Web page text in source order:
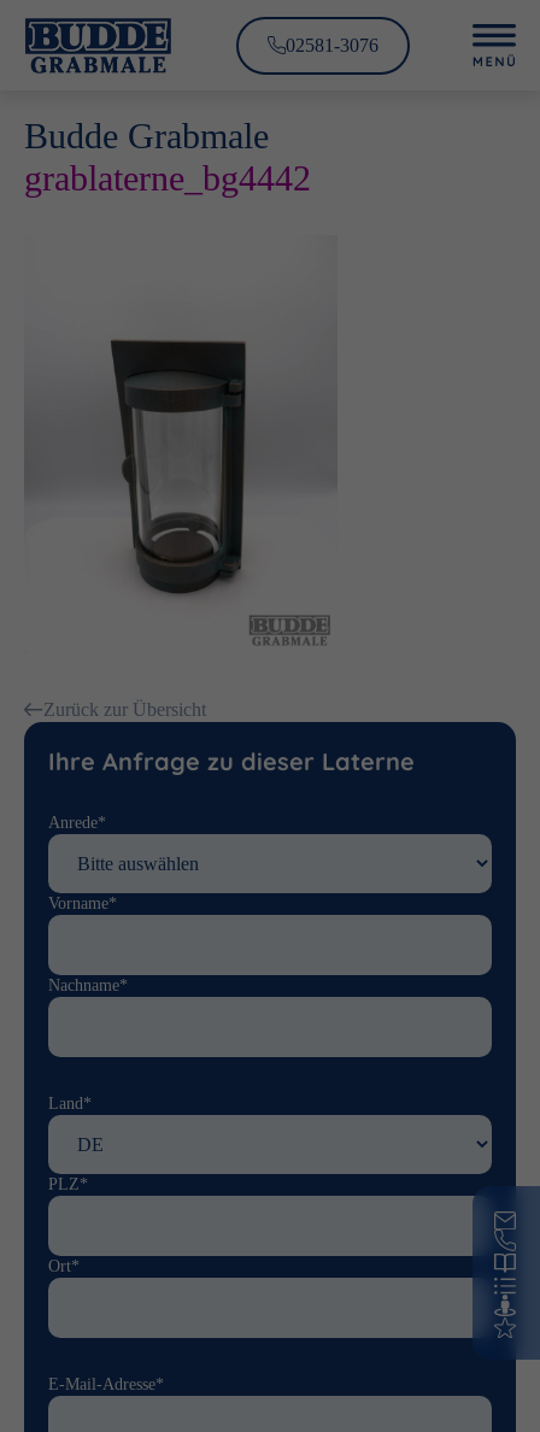
02581-3076
Budde Grabmale
grablaterne_bg4442
Zurück zur Übersicht
Ihre Anfrage zu dieser Laterne
Anrede*
Vorname*
Nachname*
Land*
PLZ*
Ort*
E-Mail-Adresse*